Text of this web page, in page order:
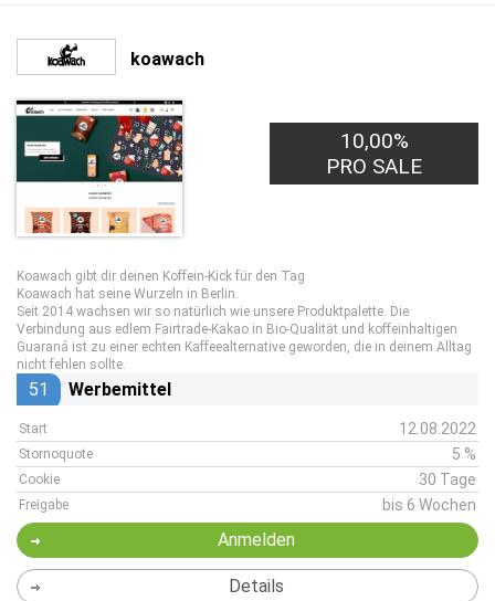
koawach
10,00%
PRO SALE
Koawach gibt dir deinen Koffein-Kick für den Tag
Koawach hat seine Wurzeln in Berlin.
Seit 2014 wachsen wir so natürlich wie unsere Produktpalette. Die
Verbindung aus edlem Fairtrade-Kakao in Bio-Qualität und koffeinhaltigen
Guaraná ist zu einer echten Kaffeealternative geworden, die in deinem Alltag
nicht fehlen sollte.
51 Werbemittel
Start 12.08.2022
Stornoquote 5 %
Cookie 30 Tage
Freigabe bis 6 Wochen
Anmelden
Details